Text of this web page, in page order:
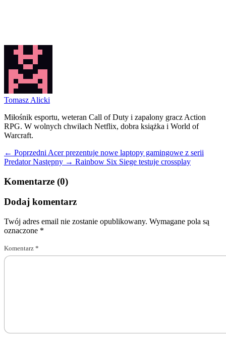
Tomasz Alicki
Miłośnik esportu, weteran Call of Duty i zapalony gracz Action
RPG. W wolnych chwilach Netflix, dobra książka i World of
Warcraft.
← Poprzedni Acer prezentuje nowe laptopy gamingowe z serii
Predator Następny → Rainbow Six Siege testuje crossplay
Komentarze (0)
Dodaj komentarz
Twój adres email nie zostanie opublikowany. Wymagane pola są
oznaczone *
Komentarz *